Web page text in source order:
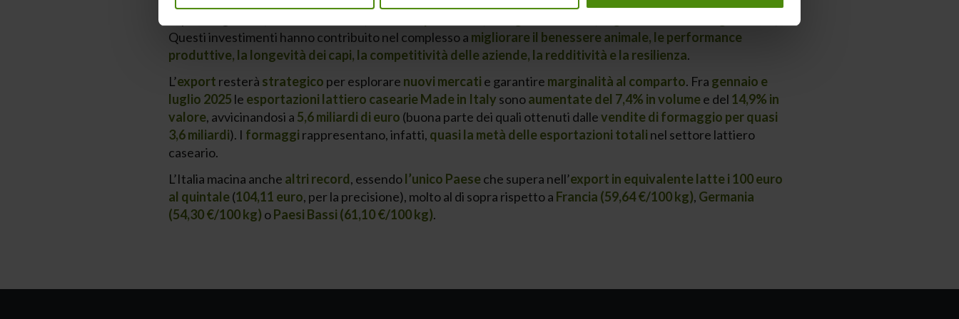
Questi investimenti hanno contribuito nel complesso a migliorare il benessere animale, le performance
produttive, la longevità dei capi, la competitività delle aziende, la redditività e la resilienza.
L’export resterà strategico per esplorare nuovi mercati e garantire marginalità al comparto. Fra gennaio e
luglio 2025 le esportazioni lattiero casearie Made in Italy sonoaumentate del 7,4% in volumee del 14,9% in
valore, avvicinandosi a 5,6 miliardi di euro (buona parte dei quali ottenuti dallevendite di formaggio per quasi
3,6 miliardi). I formaggi rappresentano, infatti, quasi la metà delle esportazioni totali nel settore lattiero
caseario.
L’Italia macina anche altri record, essendol’unico Paeseche supera nell’export in equivalente latte i 100 euro
al quintale(104,11 euro, per la precisione), molto al di sopra rispetto a Francia (59,64 €/100 kg), Germania
(54,30 €/100 kg) oPaesi Bassi (61,10 €/100 kg).